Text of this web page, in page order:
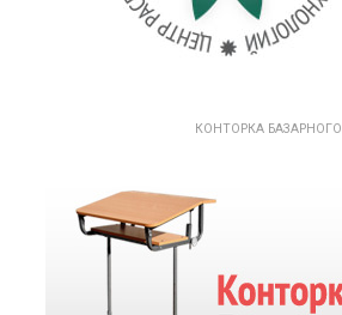
КОНТОРКА БАЗАРНОГО